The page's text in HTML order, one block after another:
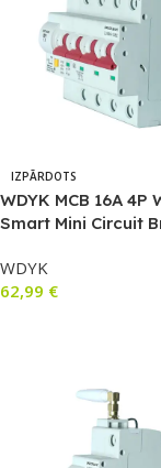
IZPĀRDOTS
WDYK MCB 16A 4P
Smart Mini Circuit
WDYK
62,99 €